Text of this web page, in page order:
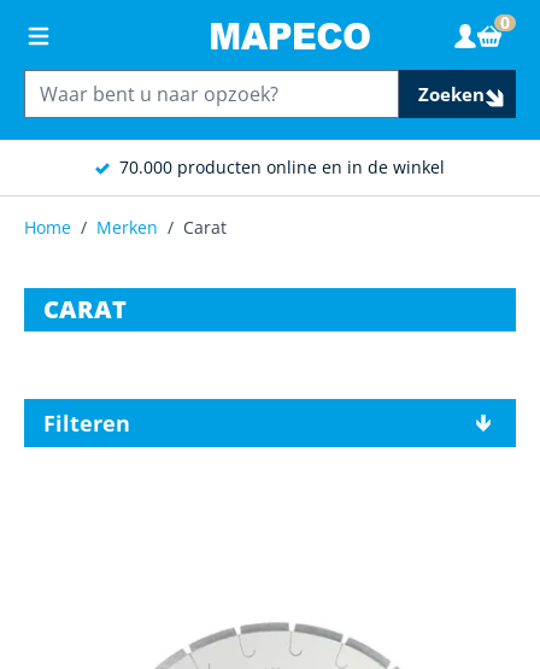
70.000 producten online en in de winkel
Zoeken
0
Home / Merken / Carat
CARAT
Filteren